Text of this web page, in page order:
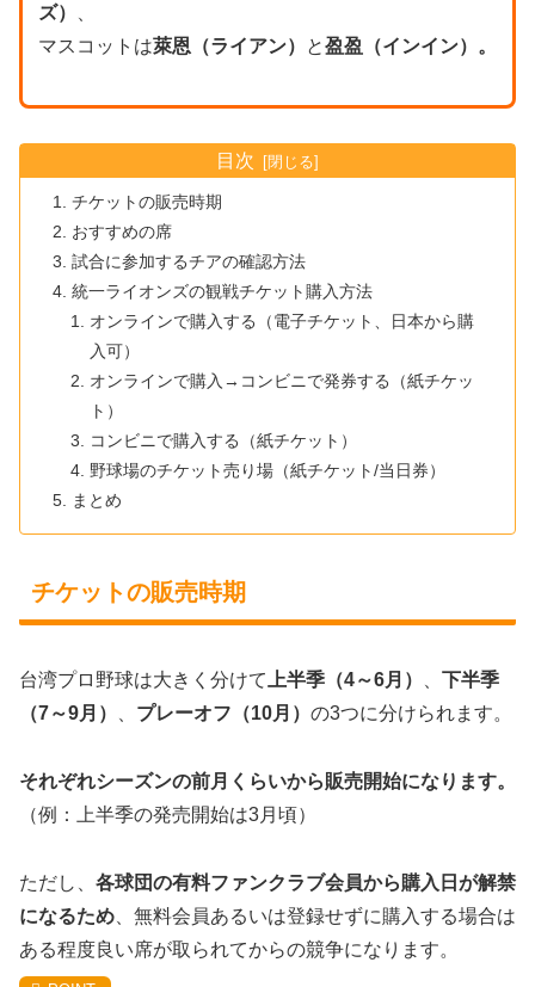
ズ）
マスコットは萊恩（ライアン） と盈盈（インイン）。
目次
チケットの販売時期
おすすめの席
試合に参加するチアの確認方法
統一ライオンズの観戦チケット購入方法
オンラインで購入する（電子チケット、日本から購
入可）
オンラインで購入→コンビニで発券する（紙チケッ
ト）
コンビニで購入する（紙チケット）
野球場のチケット売り場（紙チケット/当日券）
まとめ
チケットの販売時期
台湾プロ野球は大きく分けて 上半季（4～6月）
下半季
（7～9月）
プレーオフ（10月） の3つに分けられます。
それぞれシーズンの前月くらいから販売開始になります。
（例：上半季の発売開始は3月頃）
ただし、 各球団の有料ファンクラブ会員から購入日が解禁
になるため 、無料会員あるいは登録せずに購入する場合は
ある程度良い席が取られてからの競争になります。